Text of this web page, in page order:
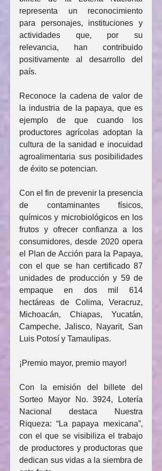
representa un reconocimiento
para personajes, instituciones y
actividades que, por su
relevancia, han contribuido
positivamente al desarrollo del
país.
Reconoce la cadena de valor de
la industria de la papaya, que es
ejemplo de que cuando los
productores agrícolas adoptan la
cultura de la sanidad e inocuidad
agroalimentaria sus posibilidades
de éxito se potencian.
Con el fin de prevenir la presencia
de contaminantes físicos,
químicos y microbiológicos en los
frutos y ofrecer confianza a los
consumidores, desde 2020 opera
el Plan de Acción para la Papaya,
con el que se han certificado 87
unidades de producción y 59 de
empaque en dos mil 614
hectáreas de Colima, Veracruz,
Michoacán, Chiapas, Yucatán,
Campeche, Jalisco, Nayarit, San
Luis Potosí y Tamaulipas.
¡Premio mayor, premio mayor!
Con la emisión del billete del
Sorteo Mayor No. 3924, Lotería
Nacional destaca Nuestra
Riqueza: “La papaya mexicana”,
con el que se visibiliza el trabajo
de productores y productoras que
dedican sus vidas a la siembra de